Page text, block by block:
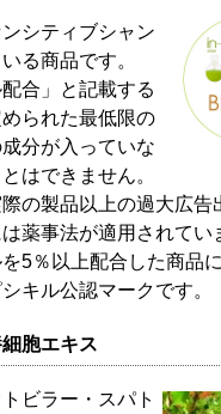
シティブシャン
る商品です。
配合」と記載する
られた最低限の
分が入っていな
はできません。
の製品以上の過大広告
薬事法が適用されてい
5％以上配合した商品
キル公認マークです。
胞エキス
ビラー・スパト